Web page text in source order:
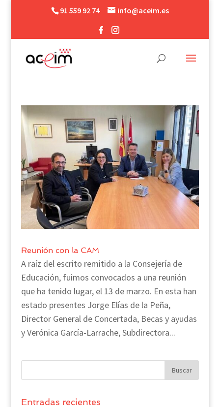
91 559 92 74 info@aceim.es
Reunión con la CAM
A raíz del escrito remitido a la Consejería de
Educación, fuimos convocados a una reunión
que ha tenido lugar, el 13 de marzo. En esta han
estado presentes Jorge Elías de la Peña,
Director General de Concertada, Becas y ayudas
y Verónica García-Larrache, Subdirectora...
Entradas recientes